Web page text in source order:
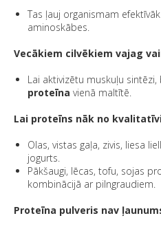
Tas ļauj organismam
aminoskābes.
Vecākiem cilvēkiem vajag
Lai aktivizētu muskuļu
proteīna vienā maltītē.
Lai proteīns nāk no
Olas, vistas gaļa, zivis, liesa
jogurts.
Pākšaugi, lēcas, tofu, sojas
kombinācijā ar pilngraudiem.
Proteīna pulveris nav